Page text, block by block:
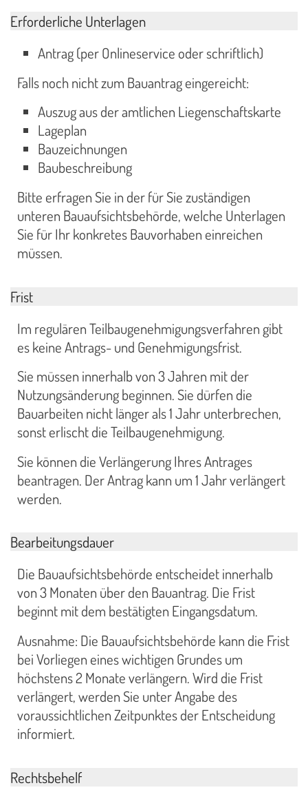
Erforderliche Unterlagen
Antrag (per Onlineservice oder schriftlich)
Falls noch nicht zum Bauantrag eingereicht:
Auszug aus der amtlichen Liegenschaftskarte
Lageplan
Bauzeichnungen
Baubeschreibung
Bitte erfragen Sie in der für Sie zuständigen
unteren Bauaufsichtsbehörde, welche Unterlagen
Sie für Ihr konkretes Bauvorhaben einreichen
müssen.
Frist
Im regulären Teilbaugenehmigungsverfahren gibt
es keine Antrags- und Genehmigungsfrist.
Sie müssen innerhalb von 3 Jahren mit der
Nutzungsänderung beginnen. Sie dürfen die
Bauarbeiten nicht länger als 1 Jahr unterbrechen,
sonst erlischt die Teilbaugenehmigung.
Sie können die Verlängerung Ihres Antrages
beantragen. Der Antrag kann um 1 Jahr verlängert
werden.
Bearbeitungsdauer
Die Bauaufsichtsbehörde entscheidet innerhalb
von 3 Monaten über den Bauantrag. Die Frist
beginnt mit dem bestätigten Eingangsdatum.
Ausnahme: Die Bauaufsichtsbehörde kann die Frist
bei Vorliegen eines wichtigen Grundes um
höchstens 2 Monate verlängern. Wird die Frist
verlängert, werden Sie unter Angabe des
voraussichtlichen Zeitpunktes der Entscheidung
informiert.
Rechtsbehelf